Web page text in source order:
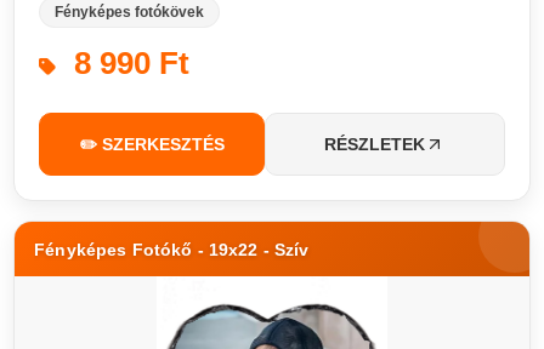
Fényképes fotókövek
8 990 Ft
✏️ SZERKESZTÉS RÉSZLETEK
Fényképes Fotókő - 19x22 - Szív